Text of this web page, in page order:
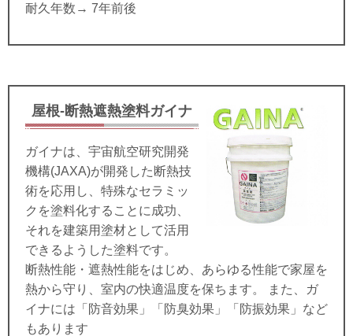
耐久年数→ 7年前後
屋根-断熱遮熱塗料ガイナ
ガイナは、宇宙航空研究開発
機構(JAXA)が開発した断熱技
術を応用し、特殊なセラミッ
クを塗料化することに成功、
それを建築用塗材として活用
できるようした塗料です。
断熱性能・遮熱性能をはじめ、あらゆる性能で家屋を
熱から守り、室内の快適温度を保ちます。 また、ガ
イナには「防音効果」「防臭効果」「防振効果」など
もあります